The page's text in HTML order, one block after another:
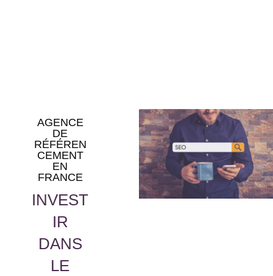
AGENCE
DE
RÉFÉREN
CEMENT
EN
FRANCE
INVEST
IR
DANS
LE